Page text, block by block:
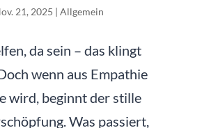
21, 2025 | Allgemein
da sein – das klingt
wenn aus Empathie
wird, beginnt der stille
Was passiert,